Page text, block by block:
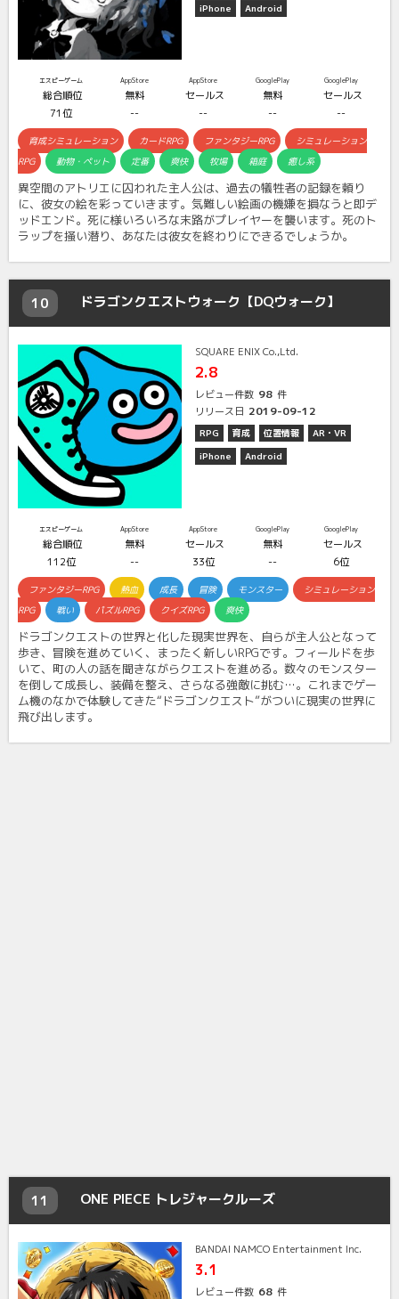
iPhone
Android
エスピーゲーム
総合順位
71位
AppStore
無料
--
AppStore
セールス
--
GooglePlay
無料
--
GooglePlay
セールス
--
育成シミュレーション カードRPG ファンタジーRPG
シミュレーション
RPG
動物・ペット 定番 爽快 牧場 箱庭 癒し系
異空間のアトリエに囚われた主人公は、過去の犠牲者の記録を頼り
に、彼女の絵を彩っていきます。気難しい絵画の機嫌を損なうと即デ
ッドエンド。死に様いろいろな末路がプレイヤーを襲います。死のト
ラップを掻い潜り、あなたは彼女を終わりにできるでしょうか。
10 ドラゴンクエストウォーク【DQウォーク】
SQUARE ENIX Co.,Ltd.
2.8
レビュー件数 98 件
リリース日 2019-09-12
RPG 育成 位置情報
AR・VR
iPhone
Android
エスピーゲーム
総合順位
112位
AppStore
無料
--
AppStore
セールス
33位
GooglePlay
無料
--
GooglePlay
セールス
6位
ファンタジーRPG 熱血 成長 冒険 モンスター
シミュレーション
RPG
戦い パズルRPG クイズRPG 爽快
ドラゴンクエストの世界と化した現実世界を、自らが主人公となって
歩き、冒険を進めていく、まったく新しいRPGです。フィールドを歩
いて、町の人の話を聞きながらクエストを進める。数々のモンスター
を倒して成長し、装備を整え、さらなる強敵に挑む…。これまでゲー
ム機のなかで体験してきた“ドラゴンクエスト”がついに現実の世界に
飛び出します。
11 ONE PIECE トレジャークルーズ
BANDAI NAMCO Entertainment Inc.
3.1
レビュー件数 68 件